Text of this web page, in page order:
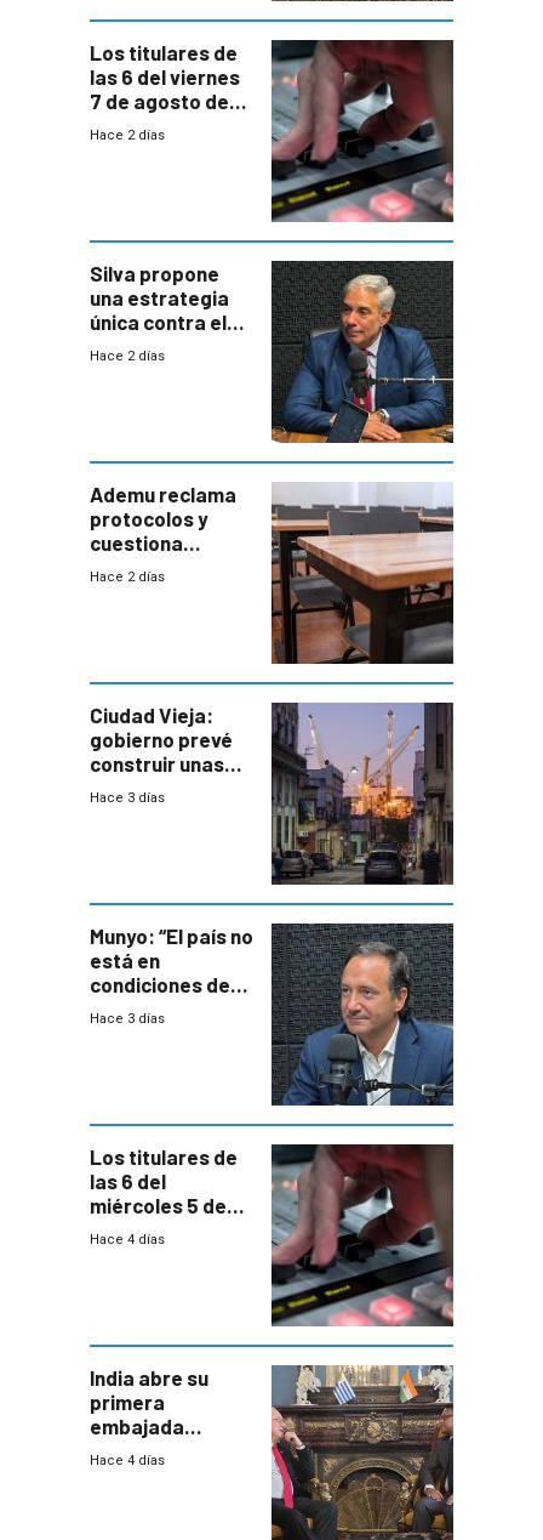
Los titulares de
las 6 del viernes
7 de agosto de
2026
Hace 2 días
Silva propone
una estrategia
única contra el
narcotráfico y
Hace 2 días
Ademu reclama
protocolos y
cuestiona
demora de
Hace 2 días
Ciudad Vieja:
gobierno prevé
construir unas
mil viviendas en
Hace 3 días
Munyo: “El país no
está en
condiciones de
enfrentar una
Hace 3 días
Los titulares de
las 6 del
miércoles 5 de
agosto de 2026
Hace 4 días
India abre su
primera
embajada
residente en
Hace 4 días